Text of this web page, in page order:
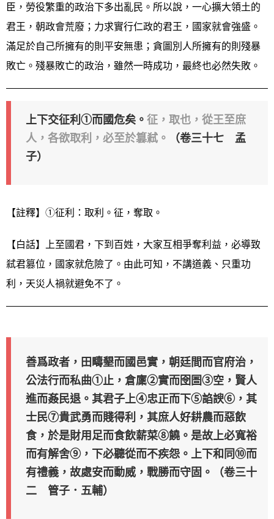
臣，勞役繁重的政治下多出亂民。所以說，一心擴大領土的
君王，朝政會荒廢；力求實行仁政的君王，國家就會強盛。
滿足於自己所擁有的則平安無患；貪圖別人所擁有的則殘暴
敗亡。殘暴敗亡的政治，雖然一時成功，最終也必然失敗。
上下交征利①而國危矣。 征，取也，從王至庶
人，各欲取利，必至於篡弒。
（卷三十七 孟
子）
【註釋】①征利：取利。征，奪取。
【白話】上至國君，下到百姓，大家互相爭奪利益，必導致
弒君篡位，國家就危險了。由此可知，不講道義、只重功
利，天災人禍就避免不了。
善爲政者，田疇墾而國邑實，朝廷間而官府治，
公法行而私曲①止，倉廩②實而囹圄③空，賢人
進而姦民退。其君子上④忠正而下⑤諂諛⑥，其
士民⑦貴武勇而賤得利，其庶人好耕農而惡飲
食，於是財用足而食飲薪菜⑧饒。是故上必寬裕
而有解舍⑨，下必聽從而不疾怨。上下和同⑩而
有禮義，故處安而動威，戰勝而守固。（卷三十
二 管子．五輔）